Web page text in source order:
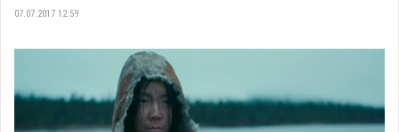
07.07.2017 12:59